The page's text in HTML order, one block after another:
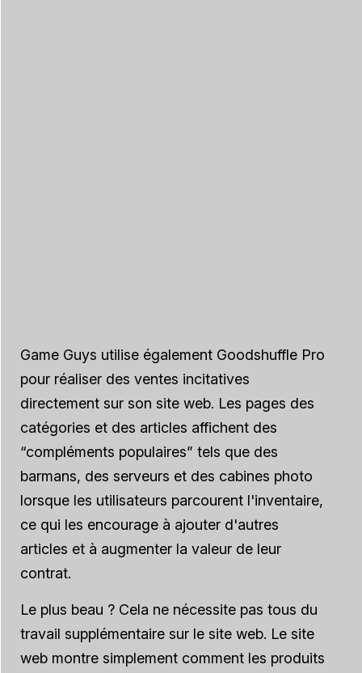
Game Guys utilise également Goodshuffle Pro
pour réaliser des ventes incitatives
directement sur son site web. Les pages des
catégories et des articles affichent des
“compléments populaires” tels que des
barmans, des serveurs et des cabines photo
lorsque les utilisateurs parcourent l'inventaire,
ce qui les encourage à ajouter d'autres
articles et à augmenter la valeur de leur
contrat.
Le plus beau ? Cela ne nécessite pas tous du
travail supplémentaire sur le site web. Le site
web montre simplement comment les produits